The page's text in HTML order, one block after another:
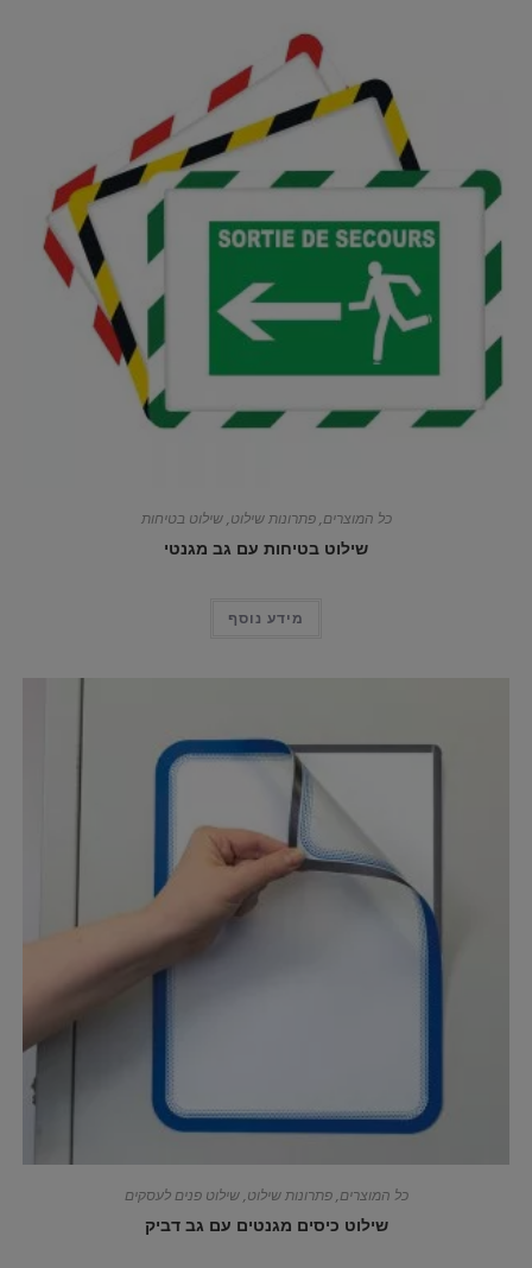
כל המוצרים,פתרונות שילוט,שילוט בטיחות
שילוט בטיחות עם גב מגנטי
מידע נוסף
כל המוצרים,פתרונות שילוט,שילוט פנים לעסקים
שילוט כיסים מגנטים עם גב דביק